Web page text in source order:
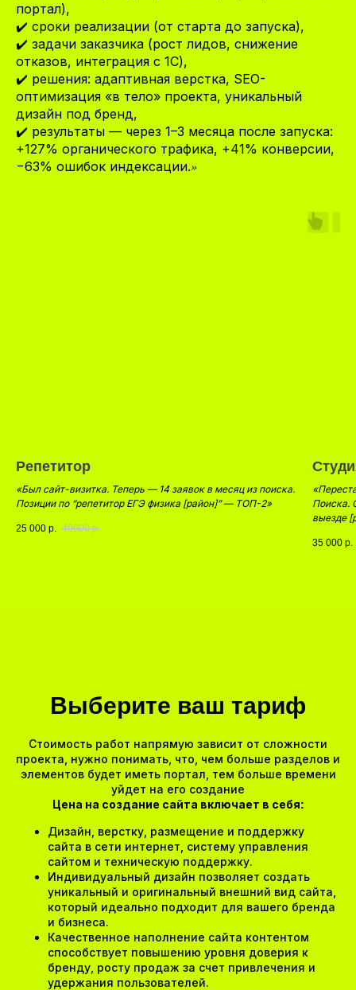
портал),
✔️ сроки реализации (от старта до запуска),
✔️ задачи заказчика (рост лидов, снижение
отказов, интеграция с 1С),
✔️ решения: адаптивная верстка, SEO-
оптимизация «в тело» проекта, уникальный
дизайн под бренд,
✔️ результаты — через 1–3 месяца после запуска:
+127% органического трафика, +41% конверсии,
−63% ошибок индексации.»
Репетитор
«Был сайт-визитка. Теперь — 14 заявок в месяц из поиска.
Позиции по “репетитор ЕГЭ физика [район]” — ТОП-2»
25 000 р. 40000 р.
Поиска.
выезде
35 000 р.
Выберите ваш тариф
Стоимость работ напрямую зависит от сложности
проекта, нужно понимать, что, чем больше разделов и
элементов будет иметь портал, тем больше времени
уйдет на его создание
Цена на создание сайта включает в себя:
Дизайн, верстку, размещение и поддержку
сайта в сети интернет, систему управления
сайтом и техническую поддержку.
Индивидуальный дизайн позволяет создать
уникальный и оригинальный внешний вид сайта,
который идеально подходит для вашего бренда
и бизнеса.
Качественное наполнение сайта контентом
способствует повышению уровня доверия к
бренду, росту продаж за счет привлечения и
удержания пользователей.